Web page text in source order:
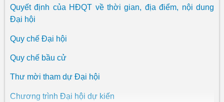
Quyết định của HĐQT về thời gian, địa điểm, nội dung
Đại hội
Quy chế Đại hội
Quy chế bầu cử
Thư mời tham dự Đại hội
Chương trình Đại hội dự kiến